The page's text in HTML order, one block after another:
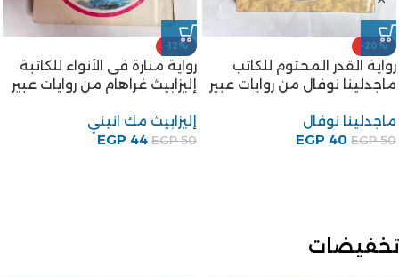
-20%
رواية القدر المحتوم للكاتب
ماجدلينا نوفال من روايات عبير
ماجدلينا نوفال
EGP50
EGP 40
-12%
رواية منارة فى الأنواء للكاتبة
إليزابيث غراهام من روايات عبير
إليزابيث مك انيني
EGP50
EGP 44
تخفيضات